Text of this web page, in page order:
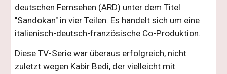
deutschen Fernsehen (ARD) unter dem Titel
"Sandokan" in vier Teilen. Es handelt sich um eine
italienisch-deutsch-französische Co-Produktion.
Diese TV-Serie war überaus erfolgreich, nicht
zuletzt wegen Kabir Bedi, der vielleicht mit